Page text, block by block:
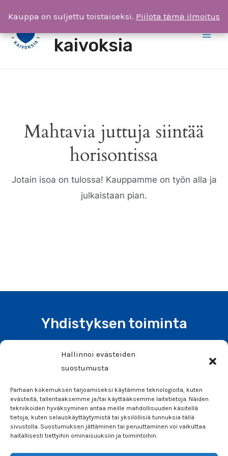
Hallinnoi evästeiden
suostumusta
Parhaan kokemuksen tarjoamiseksi käytämme teknologioita, kuten
evästeitä, tallentaaksemme ja/tai käyttääksemme laitetietoja. Näiden
tekniikoiden hyväksyminen antaa meille mahdollisuuden käsitellä
tietoja, kuten selauskäyttäytymistä tai yksilöllisiä tunnuksia tällä
sivustolla. Suostumuksen jättäminen tai peruuttaminen voi vaikuttaa
haitallisesti tiettyihin ominaisuuksiin ja toimintoihin.
sisältöön
Saimaa ilman
kaivoksia
Mahtavia juttuja siintää
horisontissa
Jotain isoa on tulossa! Kauppamme on työn alla ja
julkaistaan pian.
Kauppa on suljettu toistaiseksi. Piilota tämä ilmoitus
Yhdistyksen toiminta
Liity jäseneksi tai tee lahjoitus
Tiedotteet ja uutiset
Info
Säännöt
Ota yhteyttä
Seuraa meitä
Kauppa on suljettu toistaiseksi. Piilota tämä ilmoitus